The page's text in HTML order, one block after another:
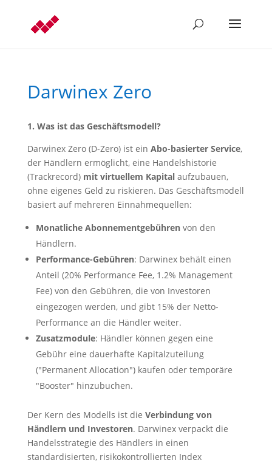
Darwinex Zero
1. Was ist das Geschäftsmodell?
Darwinex Zero (D-Zero) ist ein Abo-basierter Service,
der Händlern ermöglicht, eine Handelshistorie
(Trackrecord) mit virtuellem Kapitalaufzubauen,
ohne eigenes Geld zu riskieren. Das Geschäftsmodell
basiert auf mehreren Einnahmequellen:
Monatliche Abonnementgebührenvon den
Händlern.
Performance-Gebühren: Darwinex behält einen
Anteil (20% Performance Fee, 1.2% Management
Fee) von den Gebühren, die von Investoren
eingezogen werden, und gibt 15% der Netto-
Performance an die Händler weiter.
Zusatzmodule: Händler können gegen eine
Gebühr eine dauerhafte Kapitalzuteilung
("Permanent Allocation") kaufen oder temporäre
"Booster" hinzubuchen.
Der Kern des Modells ist die Verbindung von
Händlern und Investoren. Darwinex verpackt die
Handelsstrategie des Händlers in einen
standardisierten, risikokontrollierten Index